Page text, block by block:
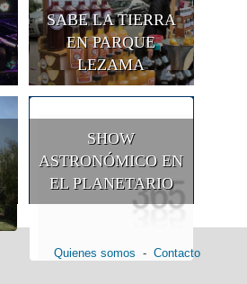
SABE LA TIERRA
EN PARQUE
LEZAMA
SHOW
ASTRONÓMICO EN
EL PLANETARIO
Quienes somos - Contacto